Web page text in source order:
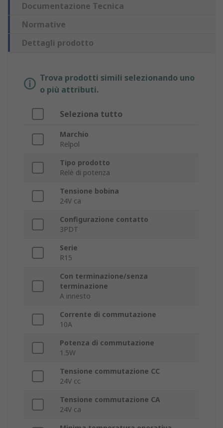
Documentazione Tecnica
Normative
Dettagli prodotto
Trova prodotti simili selezionando uno
o più attributi.
Seleziona tutto
Marchio
Relpol
Tipo prodotto
Relè di potenza
Tensione bobina
24V ca
Configurazione contatto
3PDT
Serie
R15
Con terminazione/senza
terminazione
A innesto
Corrente di commutazione
10A
Potenza di commutazione
1.5W
Tensione commutazione CC
24V cc
Tensione commutazione CA
24V ca